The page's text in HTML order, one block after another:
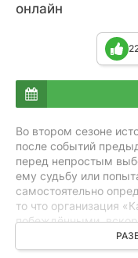
онлайн
Во втором сезоне
после событий
перед непростым
ему судьбу или
самостоятельно
то что организация
побеждёнными,
всё ещё
скрытыми.